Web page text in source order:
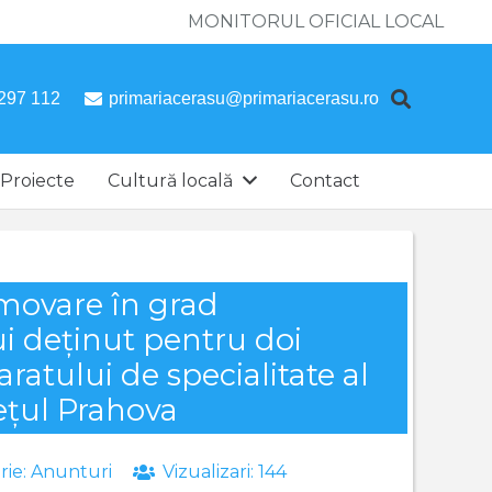
MONITORUL OFICIAL LOCAL
112 primariacerasu@primariacerasu.ro
Proiecte Cultură locală Contact
în grad
deținut pentru doi
de specialitate al
Prahova
Anunturi Vizualizari: 144